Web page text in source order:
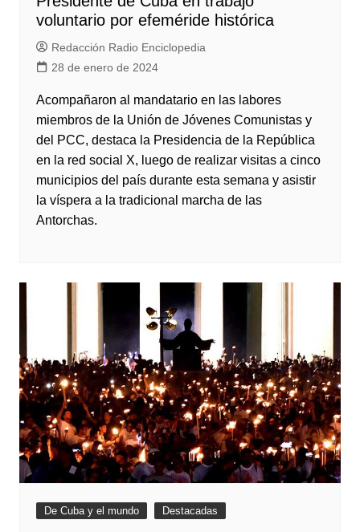
voluntario por efeméride histórica
Redacción Radio Enciclopedia
28 de enero de 2024
Acompañaron al mandatario en las labores
miembros de la Unión de Jóvenes Comunistas y
del PCC, destaca la Presidencia de la República
en la red social X, luego de realizar visitas a cinco
municipios del país durante esta semana y asistir
la víspera a la tradicional marcha de las
Antorchas.
De Cuba y el mundo Destacadas